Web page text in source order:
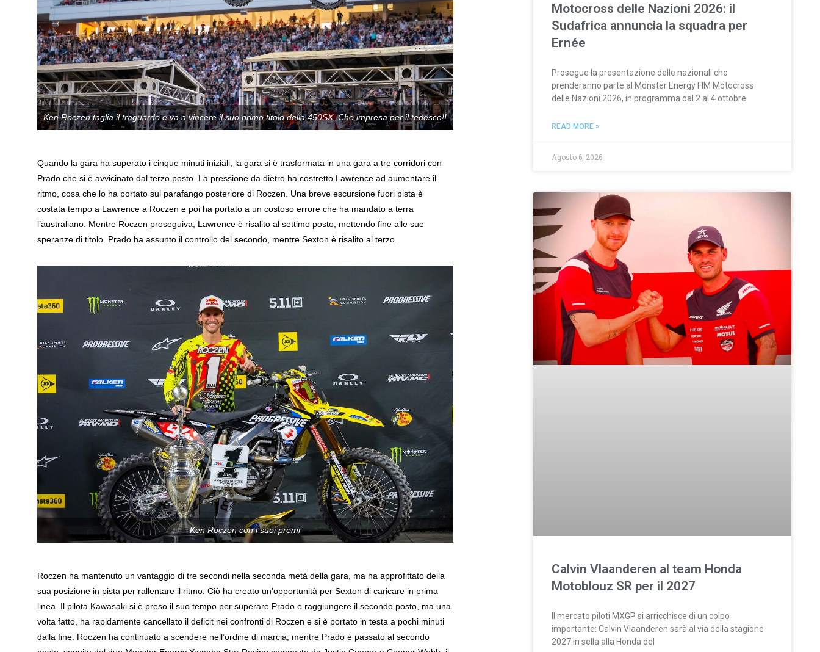
Ken Roczen taglia il traguardo e va a vincere il suo primo titolo della 450SX. Che impresa per il tedesco!!
Quando la gara ha superato i cinque minuti iniziali, la gara si è trasformata in una gara a tre corridori con
Prado che si è avvicinato dal terzo posto. La pressione da dietro ha costretto Lawrence ad aumentare il
ritmo, cosa che lo ha portato sul parafango posteriore di Roczen. Una breve escursione fuori pista è
costata tempo a Lawrence a Roczen e poi ha portato a un costoso errore che ha mandato a terra
l’australiano. Mentre Roczen proseguiva, Lawrence è risalito al settimo posto, mettendo fine alle sue
speranze di titolo. Prado ha assunto il controllo del secondo, mentre Sexton è risalito al terzo.
Ken Roczen con i suoi premi
Roczen ha mantenuto un vantaggio di tre secondi nella seconda metà della gara, ma ha approfittato della
sua posizione in pista per rallentare il ritmo. Ciò ha creato un’opportunità per Sexton di caricare in prima
linea. Il pilota Kawasaki si è preso il suo tempo per superare Prado e raggiungere il secondo posto, ma una
volta fatto, ha rapidamente cancellato il deficit nei confronti di Roczen e si è portato in testa a pochi minuti
dalla fine. Roczen ha continuato a scendere nell’ordine di marcia, mentre Prado è passato al secondo
Motocross delle Nazioni 2026: il
Sudafrica annuncia la squadra per
Ernée
Prosegue la presentazione delle nazionali che
prenderanno parte al Monster Energy FIM Motocross
delle Nazioni 2026, in programma dal 2 al 4 ottobre
READ MORE »
Agosto 6, 2026
Calvin Vlaanderen al team Honda
Motoblouz SR per il 2027
Il mercato piloti MXGP si arricchisce di un colpo
importante: Calvin Vlaanderen sarà al via della stagione
2027 in sella alla Honda del